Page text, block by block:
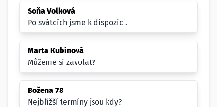
Soňa Volková
Po svátcích jsme k dispozici.
Marta Kubinová
Můžeme si zavolat?
Božena 78
Nejblížší termíny jsou kdy?